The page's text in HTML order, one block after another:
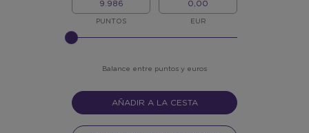
PUNTOS
PUNTOS
EUR
PLEASE
INPUT
Balance entre puntos y euros
AÑADIR A LA CESTA